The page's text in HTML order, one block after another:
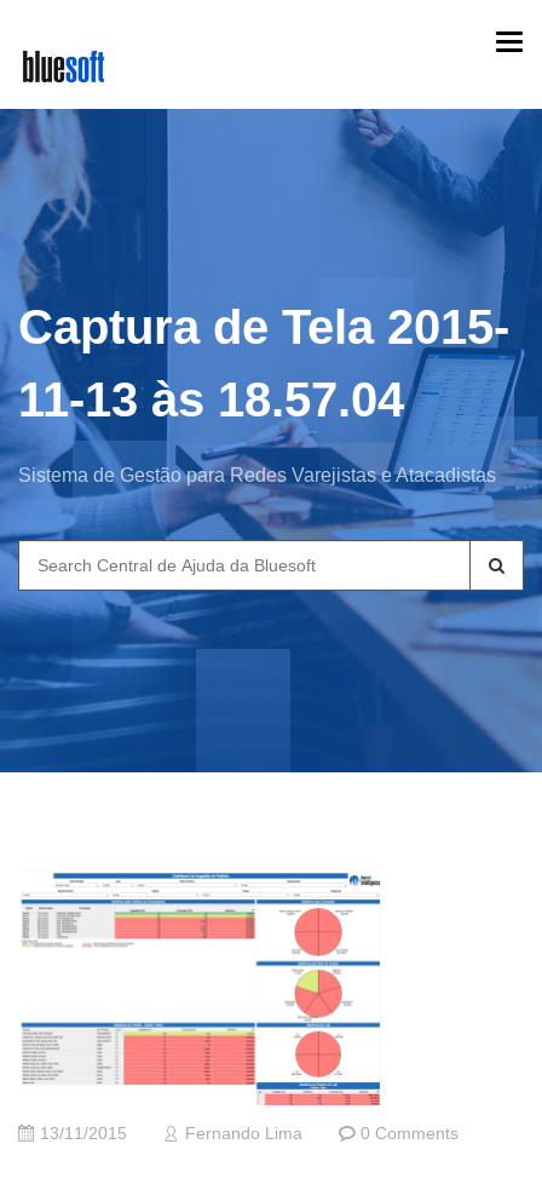
main
content
Captura de Tela 2015-
11-13 às 18.57.04
Sistema de Gestão para Redes Varejistas e Atacadistas
Search
for:
13/11/2015 Fernando Lima 0 Comments